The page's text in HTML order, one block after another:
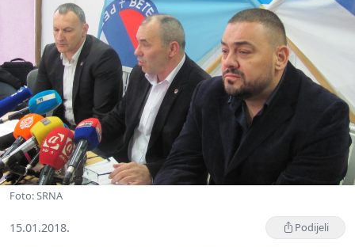
Foto: SRNA
15.01.2018. Podijeli